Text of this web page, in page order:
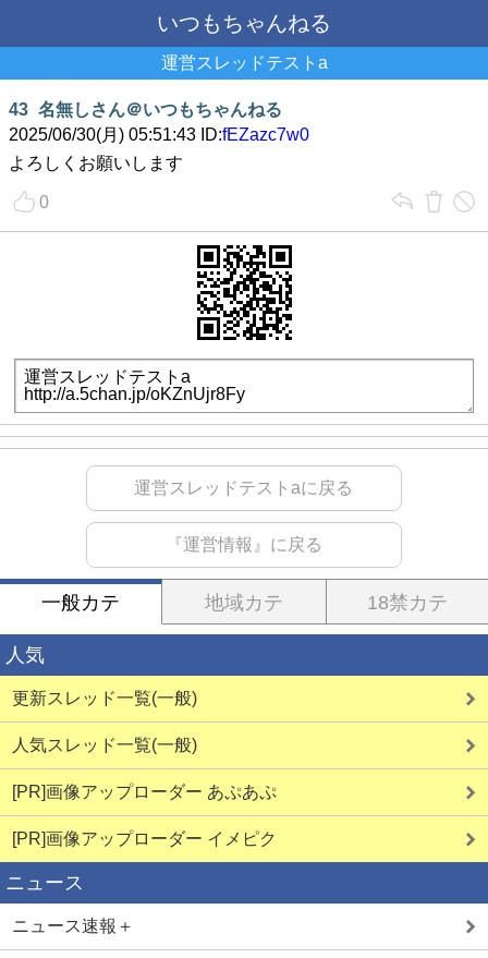
いつもちゃんねる
運営スレッドテストa
43 名無しさん＠いつもちゃんねる
2025/06/30(月) 05:51:43 ID:fEZazc7w0
よろしくお願いします
0
運営スレッドテストaに戻る
『運営情報』に戻る
一般カテ 地域カテ 18禁カテ
人気
更新スレッド一覧(一般)
人気スレッド一覧(一般)
[PR]画像アップローダー あぷあぷ
[PR]画像アップローダー イメピク
ニュース
ニュース速報＋